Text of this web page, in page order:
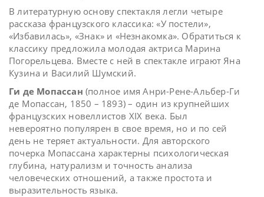
В литературную основу спектакля легли четыре
рассказа французского классика: «У постели»,
«Избавилась», «Знак» и «Незнакомка». Обратиться к
классику предложила молодая актриса Марина
Погорельцева. Вместе с ней в спектакле играют Яна
Кузина и Василий Шумский.
Ги де Мопассан (полное имя Анри-Рене-Альбер-Ги
де Мопассан, 1850 – 1893) – один из крупнейших
французских новеллистов XIX века. Был
невероятно популярен в свое время, но и по сей
день не теряет актуальности. Для авторского
почерка Мопассана характерны психологическая
глубина, натурализм и точность анализа
человеческих отношений, а также простота и
выразительность языка.